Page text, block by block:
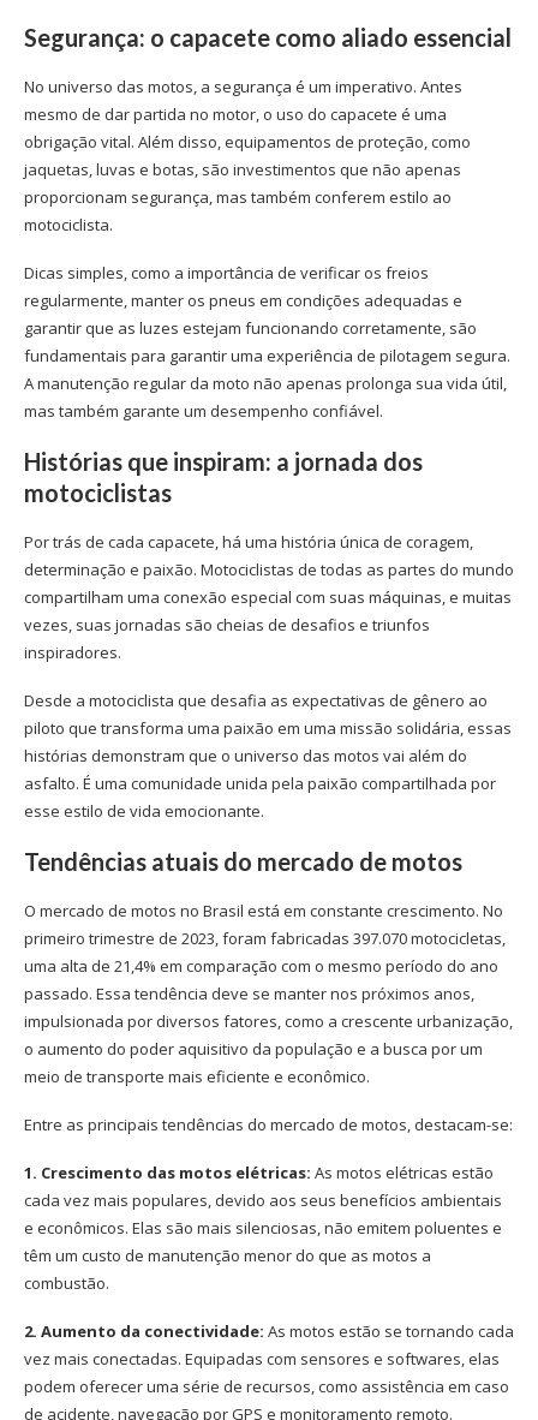
Segurança: o capacete como aliado essencial
No universo das motos, a segurança é um imperativo. Antes
mesmo de dar partida no motor, o uso do capacete é uma
obrigação vital. Além disso, equipamentos de proteção, como
jaquetas, luvas e botas, são investimentos que não apenas
proporcionam segurança, mas também conferem estilo ao
motociclista.
Dicas simples, como a importância de verificar os freios
regularmente, manter os pneus em condições adequadas e
garantir que as luzes estejam funcionando corretamente, são
fundamentais para garantir uma experiência de pilotagem segura.
A manutenção regular da moto não apenas prolonga sua vida útil,
mas também garante um desempenho confiável.
Histórias que inspiram: a jornada dos
motociclistas
Por trás de cada capacete, há uma história única de coragem,
determinação e paixão. Motociclistas de todas as partes do mundo
compartilham uma conexão especial com suas máquinas, e muitas
vezes, suas jornadas são cheias de desafios e triunfos
inspiradores.
Desde a motociclista que desafia as expectativas de gênero ao
piloto que transforma uma paixão em uma missão solidária, essas
histórias demonstram que o universo das motos vai além do
asfalto. É uma comunidade unida pela paixão compartilhada por
esse estilo de vida emocionante.
Tendências atuais do mercado de motos
O mercado de motos no Brasil está em constante crescimento. No
primeiro trimestre de 2023, foram fabricadas 397.070 motocicletas,
uma alta de 21,4% em comparação com o mesmo período do ano
passado. Essa tendência deve se manter nos próximos anos,
impulsionada por diversos fatores, como a crescente urbanização,
o aumento do poder aquisitivo da população e a busca por um
meio de transporte mais eficiente e econômico.
Entre as principais tendências do mercado de motos, destacam-se:
1. Crescimento das motos elétricas: As motos elétricas estão
cada vez mais populares, devido aos seus benefícios ambientais
e econômicos. Elas são mais silenciosas, não emitem poluentes e
têm um custo de manutenção menor do que as motos a
combustão.
2. Aumento da conectividade: As motos estão se tornando cada
vez mais conectadas. Equipadas com sensores e softwares, elas
podem oferecer uma série de recursos, como assistência em caso
de acidente, navegação por GPS e monitoramento remoto.